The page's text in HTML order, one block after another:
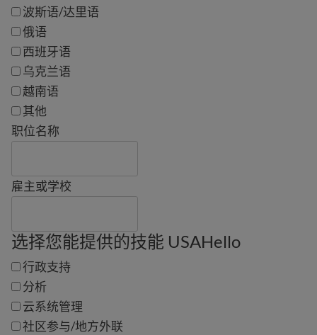
波斯语/达里语
俄语
西班牙语
乌克兰语
越南语
其他
职位名称
雇主或学校
选择您能提供的技能 USAHello
行政支持
分析
云系统管理
社区参与/地方外联